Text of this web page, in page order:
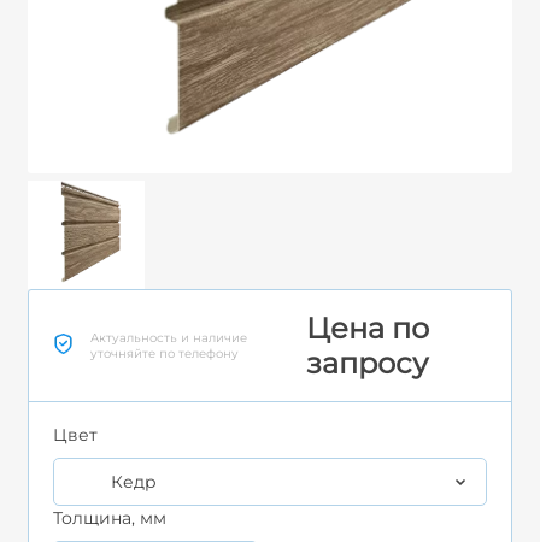
Актуальность и наличие
уточняйте по телефону
Цена по
запросу
Цвет
Кедр
Толщина, мм